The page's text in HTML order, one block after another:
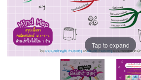
Tap to expand